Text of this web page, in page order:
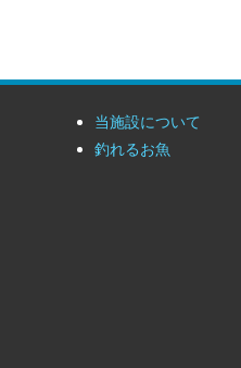
当施設について
釣れるお魚